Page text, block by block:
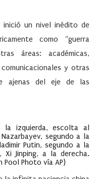
inició un nivel inédito de
como “guerra
áreas: académicas,
y otras
ajenas del eje de las
la izquierda, escolta al
segundo a la
Putin, segundo a la
Jinping, a la derecha.
Pool Photo vía AP)